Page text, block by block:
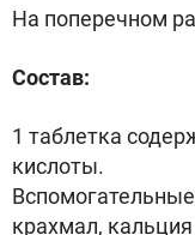
На поперечном
Состав:
1 таблетка
кислоты.
крахмал, кальция